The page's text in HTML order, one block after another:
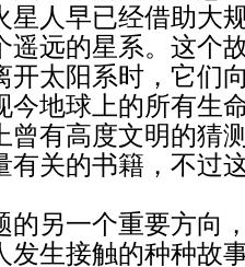
星人早已经借助大
遥远的星系。这个
开太阳系时，它们
地球上的所有生
曾有高度文明的猜
有关的书籍，不过
另一个重要方向
发生接触的种种故